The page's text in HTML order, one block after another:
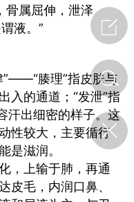
清瘟膏】
？
骨属屈伸，泄泽
液。”
”——“腠理”指皮肤与
入的通道；“发泄”指
汗出细密的样子。这
性较大，主要循行
是滋润。
，上输于肺，再通
皮毛，内润口鼻、